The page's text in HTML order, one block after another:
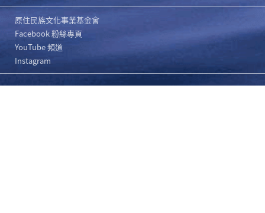
原住民族文化事業基金會
Facebook 粉絲專頁
YouTube 頻道
Instagram